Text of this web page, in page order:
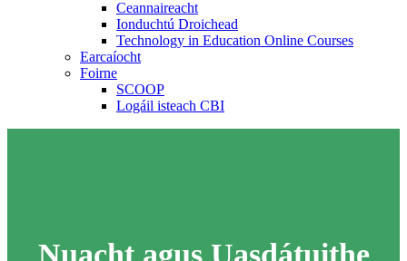
Ceannaireacht
Ionduchtú Droichead
Technology in Education Online Courses
Earcaíocht
Foirne
SCOOP
Logáil isteach CBI
Nuacht agus Uasdátuithe